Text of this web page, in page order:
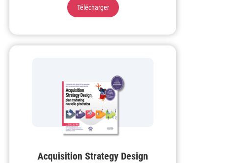
Télécharger
Acquisition Strategy Design